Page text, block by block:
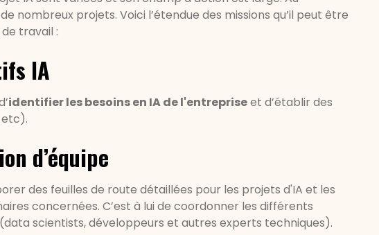
nombreux projets. Voici l’étendue des missions qu’il peut être
travail :
IA
identifier les besoins en IA de l'entrepriseet d’établir des
d’équipe
des feuilles de route détaillées pour les projets d'IA et les
concernées. C’est à lui de coordonner les différents
scientists, développeurs et autres experts techniques).